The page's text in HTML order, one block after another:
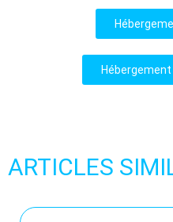
Hébergement
ARTICLES